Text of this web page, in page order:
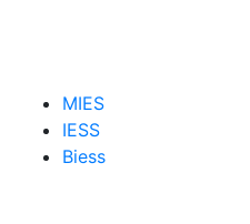
MIES
IESS
Biess